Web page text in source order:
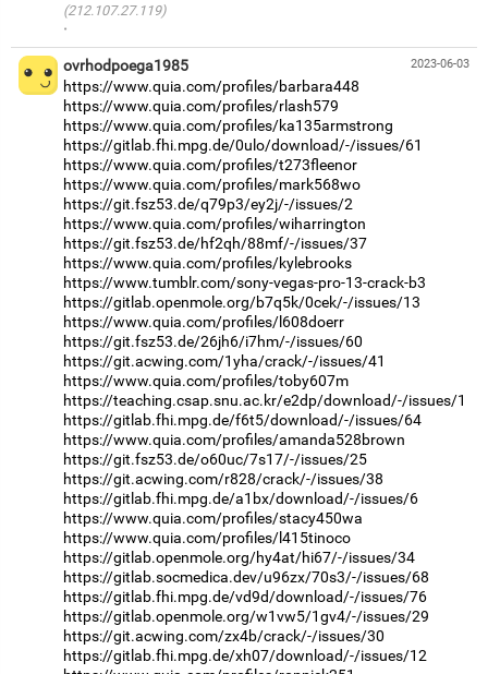
(212.107.27.119)
·
2023-06-03
ovrhodpoega1985
https://www.quia.com/profiles/barbara448
https://www.quia.com/profiles/rlash579
https://www.quia.com/profiles/ka135armstrong
https://gitlab.fhi.mpg.de/0ulo/download/-/issues/61
https://www.quia.com/profiles/t273fleenor
https://www.quia.com/profiles/mark568wo
https://git.fsz53.de/q79p3/ey2j/-/issues/2
https://www.quia.com/profiles/wiharrington
https://git.fsz53.de/hf2qh/88mf/-/issues/37
https://www.quia.com/profiles/kylebrooks
https://www.tumblr.com/sony-vegas-pro-13-crack-b3
https://gitlab.openmole.org/b7q5k/0cek/-/issues/13
https://www.quia.com/profiles/l608doerr
https://git.fsz53.de/26jh6/i7hm/-/issues/60
https://git.acwing.com/1yha/crack/-/issues/41
https://www.quia.com/profiles/toby607m
https://teaching.csap.snu.ac.kr/e2dp/download/-/issues/1
https://gitlab.fhi.mpg.de/f6t5/download/-/issues/64
https://www.quia.com/profiles/amanda528brown
https://git.fsz53.de/o60uc/7s17/-/issues/25
https://git.acwing.com/r828/crack/-/issues/38
https://gitlab.fhi.mpg.de/a1bx/download/-/issues/6
https://www.quia.com/profiles/stacy450wa
https://www.quia.com/profiles/l415tinoco
https://gitlab.openmole.org/hy4at/hi67/-/issues/34
https://gitlab.socmedica.dev/u96zx/70s3/-/issues/68
https://gitlab.fhi.mpg.de/vd9d/download/-/issues/76
https://gitlab.openmole.org/w1vw5/1gv4/-/issues/29
https://git.acwing.com/zx4b/crack/-/issues/30
https://gitlab.fhi.mpg.de/xh07/download/-/issues/12